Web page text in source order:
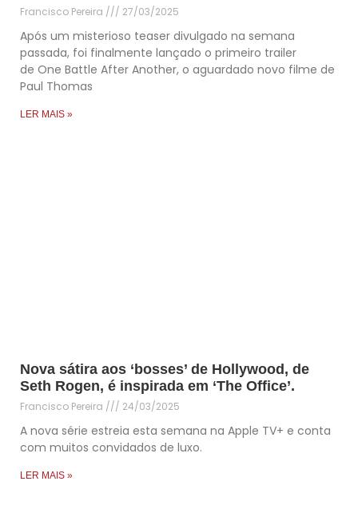
Francisco Pereira 27/03/2025
Após um misterioso teaser divulgado na semana
passada, foi finalmente lançado o primeiro trailer
de One Battle After Another, o aguardado novo filme de
Paul Thomas
LER MAIS »
Nova sátira aos ‘bosses’ de Hollywood, de
Seth Rogen, é inspirada em ‘The Office’.
Francisco Pereira 24/03/2025
A nova série estreia esta semana na Apple TV+ e conta
com muitos convidados de luxo.
LER MAIS »